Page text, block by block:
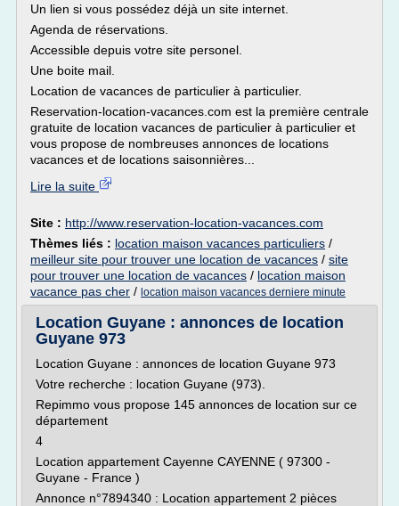
Un lien si vous possédez déjà un site internet.
Agenda de réservations.
Accessible depuis votre site personel.
Une boite mail.
Location de vacances de particulier à particulier.
Reservation-location-vacances.com est la première centrale
gratuite de location vacances de particulier à particulier et
vous propose de nombreuses annonces de locations
vacances et de locations saisonnières...
Lire la suite
Site : http://www.reservation-location-vacances.com
Thèmes liés : location maison vacances particuliers /
meilleur site pour trouver une location de vacances / site
pour trouver une location de vacances / location maison
vacance pas cher / location maison vacances derniere minute
Location Guyane : annonces de location
Guyane 973
Location Guyane : annonces de location Guyane 973
Votre recherche : location Guyane (973).
Repimmo vous propose 145 annonces de location sur ce
département
4
Location appartement Cayenne CAYENNE ( 97300 -
Guyane - France )
Annonce n°7894340 : Location appartement 2 pièces